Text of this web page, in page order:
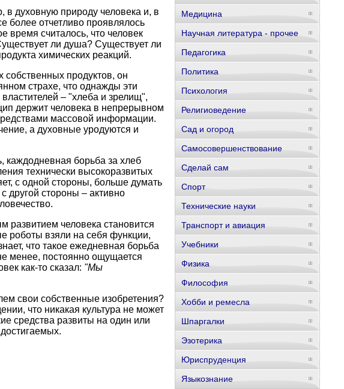
духовную природу человека и, в
более отчетливо проявлялось
время считалось, что человек
ли душа? Существует ли
химических реакций.
продуктов, он
страхе, что однажды эти
– "хлеба и зрелищ",
держит человека в непрерывном
массовой информации.
а духовные уродуются и
борьба за хлеб
технически высокоразвитых
с одной стороны, больше думать
другой стороны – активно
развитием человека становится
роботы взяли на себя функции,
что такое ежедневная борьба
менее, постоянно ощущается
как-то сказал: "Мы
свои собственные изобретения?
что никакая культура не может
средства развиты на один или
Медицина
Научная литература - прочее
Педагогика
Политика
Психология
Религиоведение
Сад и огород
Самосовершенствование
Сделай сам
Спорт
Технические науки
Транспорт и авиация
Учебники
Физика
Философия
Хобби и ремесла
Шпаргалки
Эзотерика
Юриспруденция
Языкознание